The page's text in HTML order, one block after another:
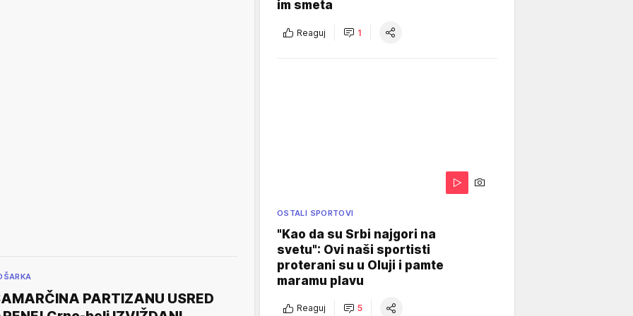
PARTIZANU USRED
im smeta
Reaguj 1
OSTALI SPORTOVI
"Kao da su Srbi najgori na
svetu": Ovi naši sportisti
proterani su u Oluji i pamte
maramu plavu
Reaguj 5